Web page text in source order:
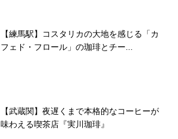
【練馬駅】コスタリカの大地を感じる「カ
フェド・フロール」の珈琲とチー...
【武蔵関】夜遅くまで本格的なコーヒーが
味わえる喫茶店『実川珈琲』